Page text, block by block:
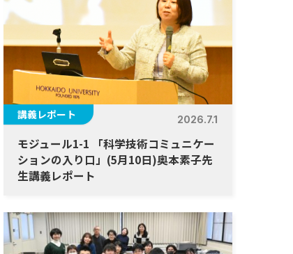
講義レポート 2026.7.1
モジュール1-1 「科学技術コミュニケー
ションの入り口」(5月10日)奥本素子先
生講義レポート